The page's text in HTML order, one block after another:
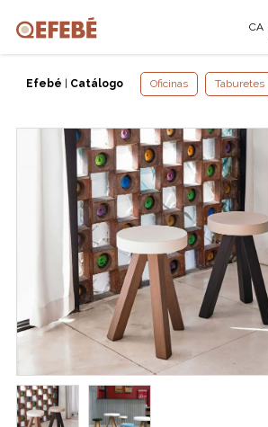
CA
Efebé Catálogo Oficinas Taburetes